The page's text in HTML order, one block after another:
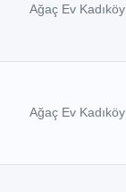
Ağaç Ev Kadıköy
Ağaç Ev Kadıköy